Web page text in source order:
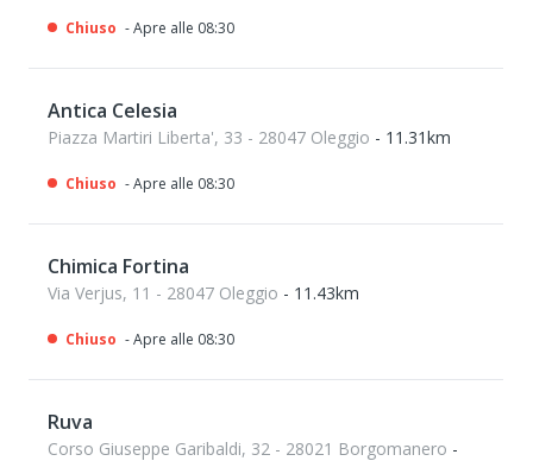
Chiuso - Apre alle 08:30
Antica Celesia
Piazza Martiri Liberta', 33 - 28047 Oleggio - 11.31km
Chiuso - Apre alle 08:30
Chimica Fortina
Via Verjus, 11 - 28047 Oleggio - 11.43km
Chiuso - Apre alle 08:30
Ruva
Corso Giuseppe Garibaldi, 32 - 28021 Borgomanero -